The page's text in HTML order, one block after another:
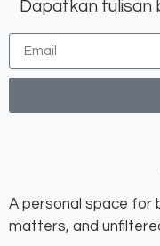
Dapatkan tulisan
A personal space for
matters, and